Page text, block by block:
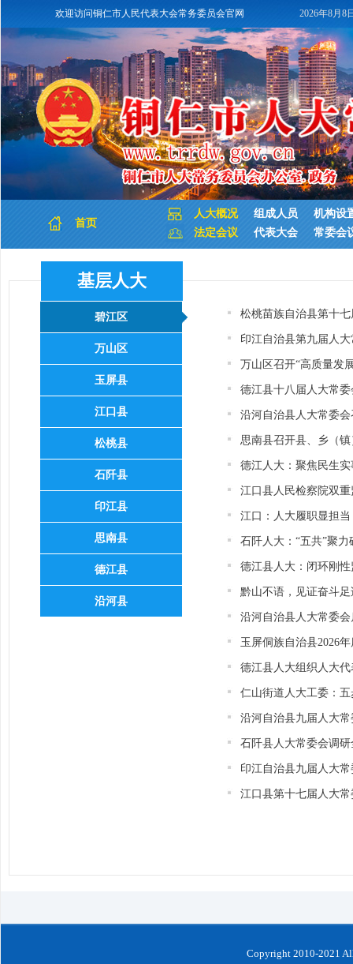
欢迎访问铜仁市人民代表大会常务委员会官网 2026年8月8
首页
人大概况 组成人员
机构设
法定会议
代表大会 常委会
基层人大
碧江区
万山区
玉屏县
江口县
松桃县
石阡县
印江县
思南县
德江县
沿河县
松桃苗族自治县第十
印江自治县第九届人
万山区召开“高质量发
德江县十八届人大常
沿河自治县人大常委
思南县召开县、乡（
德江人大：聚焦民生
江口县人民检察院双
江口：人大履职显担
石阡人大：“五共”聚
德江县人大：闭环刚
黔山不语，见证奋斗
沿河自治县人大常委
玉屏侗族自治县2026
德江县人大组织人大
仁山街道人大工委：
沿河自治县九届人大
石阡县人大常委会调
印江自治县九届人大
江口县第十七届人大
Copyright 2010-2021